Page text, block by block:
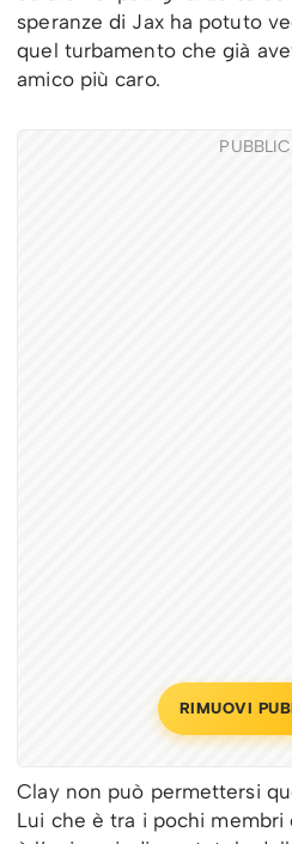
speranze di Jax ha potuto
quel turbamento che già
amico più caro.
RIMUOVI
Clay non può permettersi
Lui che è tra i pochi membri